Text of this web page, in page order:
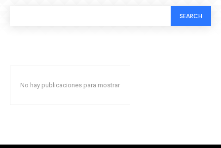
SEARCH
No hay publicaciones para mostrar